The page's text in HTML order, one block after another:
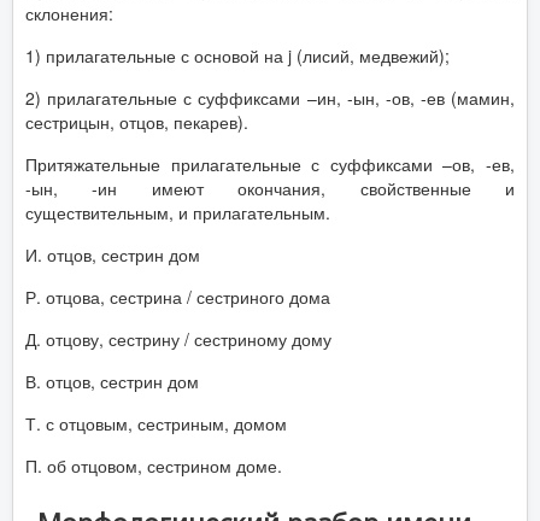
склонения:
1) прилагательные с основой на j (лисий, медвежий);
2) прилагательные с суффиксами –ин, -ын, -ов, -ев (мамин,
сестрицын, отцов, пекарев).
Притяжательные прилагательные с суффиксами –ов, -ев,
-ын, -ин имеют окончания, свойственные и
существительным, и прилагательным.
И. отцов, сестрин дом
Р. отцова, сестрина / сестриного дома
Д. отцову, сестрину / сестриному дому
В. отцов, сестрин дом
Т. с отцовым, сестриным, домом
П. об отцовом, сестрином доме.